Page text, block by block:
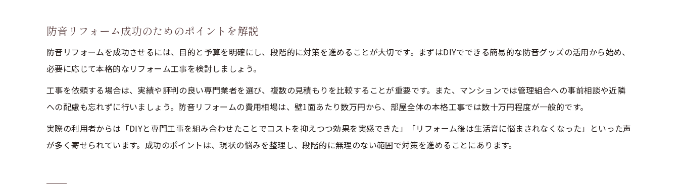
防音リフォーム成功のためのポイントを解説
防音リフォームを成功させるには、目的と予算を明確にし、段階的に対策を進めることが大切です。まずはDIYでできる簡易的な防音グッズの活用から始め、
必要に応じて本格的なリフォーム工事を検討しましょう。
工事を依頼する場合は、実績や評判の良い専門業者を選び、複数の見積もりを比較することが重要です。また、マンションでは管理組合への事前相談や近隣
への配慮も忘れずに行いましょう。防音リフォームの費用相場は、壁1面あたり数万円から、部屋全体の本格工事では数十万円程度が一般的です。
実際の利用者からは「DIYと専門工事を組み合わせたことでコストを抑えつつ効果を実感できた」「リフォーム後は生活音に悩まされなくなった」といった声
が多く寄せられています。成功のポイントは、現状の悩みを整理し、段階的に無理のない範囲で対策を進めることにあります。